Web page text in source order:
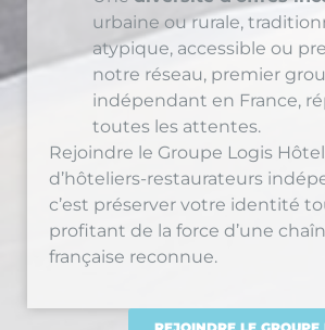
atypique, accessible ou
notre réseau, premier
indépendant en France,
toutes les attentes.
Rejoindre le Groupe Logis
d’hôteliers-restaurateurs
c’est préserver votre identité
profitant de la force d’une
française reconnue.